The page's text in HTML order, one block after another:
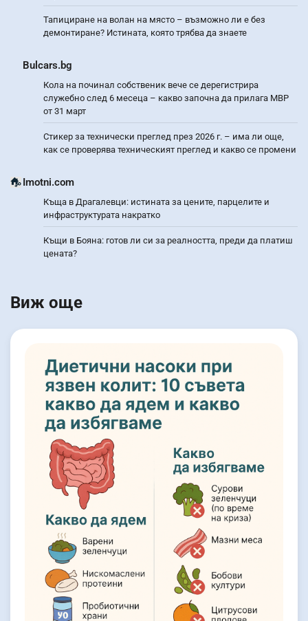
Тапициране на волан на място – възможно ли е без
демонтиране? Истината, която трябва да знаете
Bulcars.bg
Кола на починал собственик вече се дерегистрира
служебно след 6 месеца – какво започна да прилага МВР
от 31 март
Стикер за технически преглед през 2026 г. – има ли още,
как се проверява техническият преглед и какво се промени
Imotni.com
Къща в Драгалевци: истината за цените, парцелите и
инфраструктурата накратко
Къщи в Бояна: готов ли си за реалността, преди да платиш
цената?
Виж още